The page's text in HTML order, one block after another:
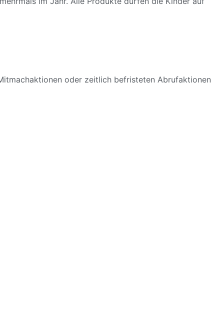
oder zeitlich befristeten Abrufaktionen